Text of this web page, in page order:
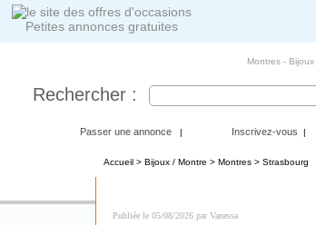
Petites annonces gratuites
Montres -
Rechercher :
Passer une annonce | Inscrivez-vous |
Accueil> Bijoux / Montre > Montres> Strasbourg
Publiée le 05/08/2026 par Vanessa